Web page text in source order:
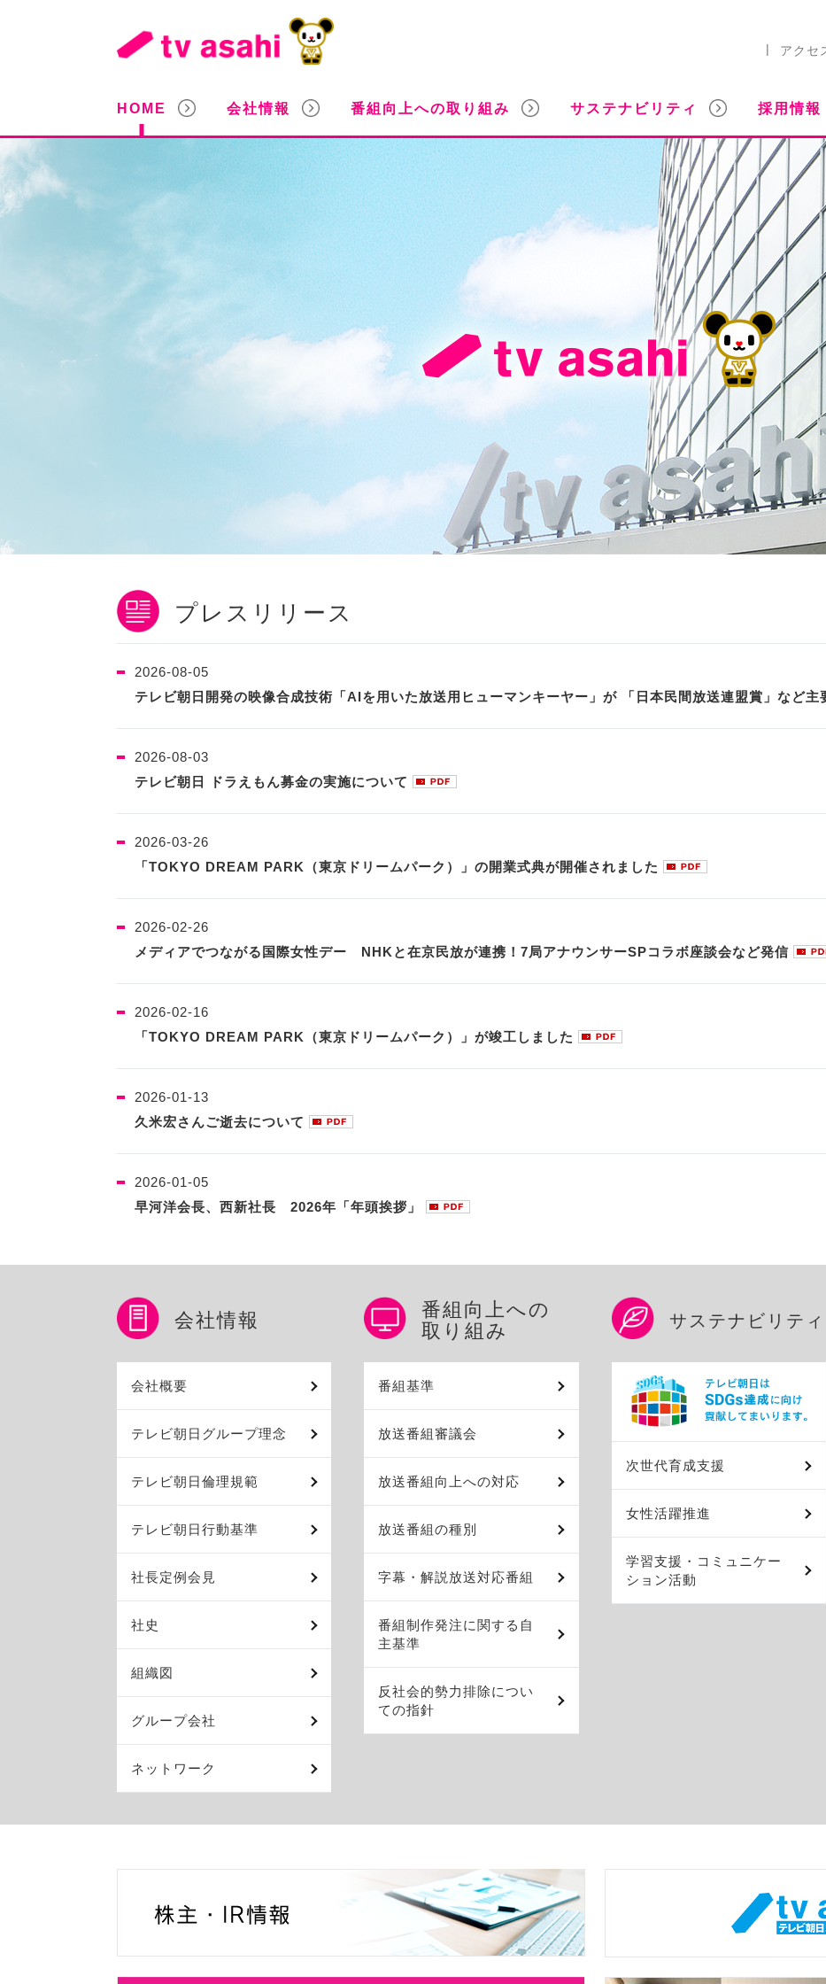
アクセ
HOME 会社情報 番組向上への取り組み サステナビリティ 採用情報
プレスリリース
2026-08-05
テレビ朝日開発の映像合成技術「AIを用いた放送用ヒューマンキーヤー」が 「日本民間放送連盟賞」など主
2026-08-03
テレビ朝日 ドラえもん募金の実施について
2026-03-26
「TOKYO DREAM PARK（東京ドリームパーク）」の開業式典が開催されました
2026-02-26
メディアでつながる国際女性デー NHKと在京民放が連携！7局アナウンサーSPコラボ座談会など発信
2026-02-16
「TOKYO DREAM PARK（東京ドリームパーク）」が竣工しました
2026-01-13
久米宏さんご逝去について
2026-01-05
早河洋会長、西新社長 2026年「年頭挨拶」
会社情報
会社概要
テレビ朝日グループ理念
テレビ朝日倫理規範
テレビ朝日行動基準
社長定例会見
社史
組織図
グループ会社
ネットワーク
番組向上への
取り組み
番組基準
放送番組審議会
放送番組向上への対応
放送番組の種別
字幕・解説放送対応番組
番組制作発注に関する自
主基準
反社会的勢力排除につい
ての指針
サステナビリティ
次世代育成支援
女性活躍推進
学習支援・コミュニケー
ション活動